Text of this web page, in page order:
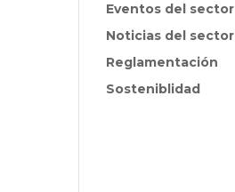
Eventos del sector
Noticias del sector
Reglamentación
Sosteniblidad